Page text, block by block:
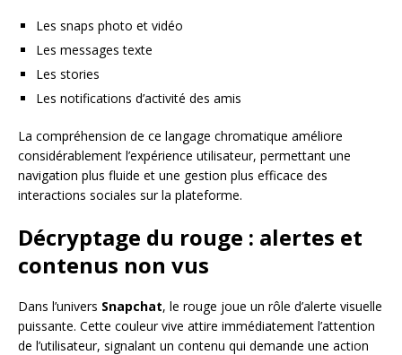
Les snaps photo et vidéo
Les messages texte
Les stories
Les notifications d’activité des amis
La compréhension de ce langage chromatique améliore
considérablement l’expérience utilisateur, permettant une
navigation plus fluide et une gestion plus efficace des
interactions sociales sur la plateforme.
Décryptage du rouge : alertes et
contenus non vus
Dans l’univers Snapchat, le rouge joue un rôle d’alerte visuelle
puissante. Cette couleur vive attire immédiatement l’attention
de l’utilisateur, signalant un contenu qui demande une action